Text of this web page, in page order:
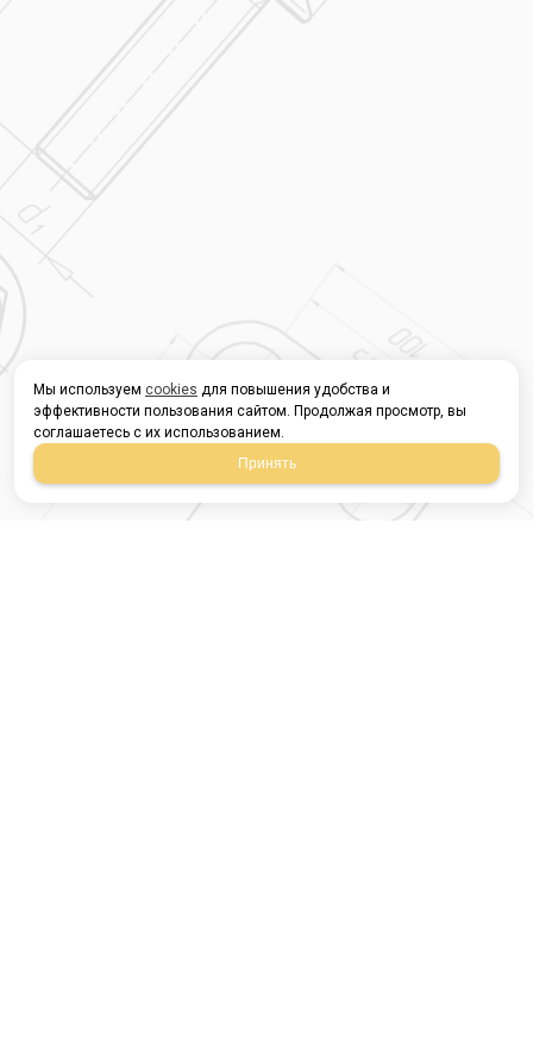
Мы используем cookies для повышения удобства и
эффективности пользования сайтом. Продолжая просмотр, вы
соглашаетесь с их использованием.
Принять